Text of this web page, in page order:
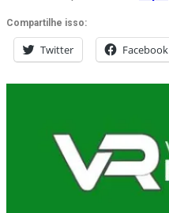
Compartilhe isso:
Twitter Facebook